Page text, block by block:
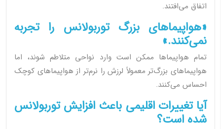
اتفاق می‌افتند.
«هواپیماهای بزرگ توربولانس را تجربه
نمی‌کنند.»
تمام هواپیماها ممکن است وارد نواحی متلاطم شوند، اما
هواپیماهای بزرگ‌تر معمولاً لرزش را نرم‌تر از هواپیماهای کوچک
احساس می‌کنند.
آیا تغییرات اقلیمی باعث افزایش توربولانس
شده است؟